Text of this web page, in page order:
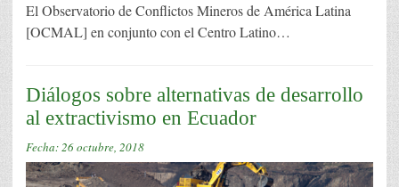
El Observatorio de Conflictos Mineros de América Latina
[OCMAL] en conjunto con el Centro Latino…
Diálogos sobre alternativas de desarrollo
al extractivismo en Ecuador
Fecha:26 octubre, 2018